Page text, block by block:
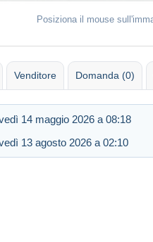
Posiziona il mouse
Venditore Domanda (0)
14 maggio 2026 a 08:18
13 agosto 2026 a 02:10